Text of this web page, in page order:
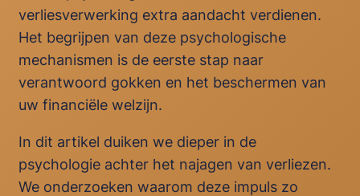
verliesverwerking extra aandacht verdienen.
Het begrijpen van deze psychologische
mechanismen is de eerste stap naar
verantwoord gokken en het beschermen van
uw financiële welzijn.
In dit artikel duiken we dieper in de
psychologie achter het najagen van verliezen.
We onderzoeken waarom deze impuls zo